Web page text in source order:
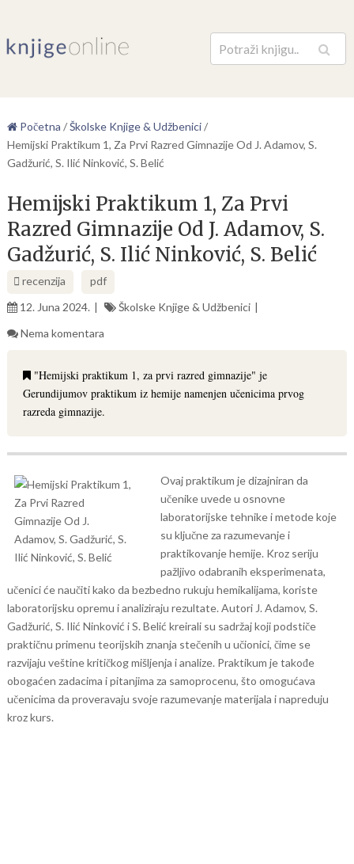
Pretraga
Početna /Školske Knjige & Udžbenici/
Hemijski Praktikum 1, Za Prvi Razred Gimnazije Od J. Adamov, S.
Gadžurić, S. Ilić Ninković, S. Belić
Hemijski Praktikum 1, Za Prvi
Razred Gimnazije Od J. Adamov, S.
Gadžurić, S. Ilić Ninković, S. Belić
recenzija
pdf
12. Juna 2024.
Školske Knjige & Udžbenici
Nema komentara
"Hemijski praktikum 1, za prvi razred gimnazije" je
Gerundijumov praktikum iz hemije namenjen učenicima prvog
razreda gimnazije.
Ovaj praktikum je dizajniran da
učenike uvede u osnovne
laboratorijske tehnike i metode koje
su ključne za razumevanje i
praktikovanje hemije. Kroz seriju
pažljivo odabranih eksperimenata,
učenici će naučiti kako da bezbedno rukuju hemikalijama, koriste
laboratorijsku opremu i analiziraju rezultate. Autori J. Adamov, S.
Gadžurić, S. Ilić Ninković i S. Belić kreirali su sadržaj koji podstiče
praktičnu primenu teorijskih znanja stečenih u učionici, čime se
razvijaju veštine kritičkog mišljenja i analize. Praktikum je takođe
obogaćen zadacima i pitanjima za samoprocenu, što omogućava
učenicima da proveravaju svoje razumevanje materijala i napreduju
kroz kurs.